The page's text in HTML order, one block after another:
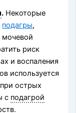
. Некоторые
подагры,
мочевой
риск
и воспаления
используется
острых
с подагрой